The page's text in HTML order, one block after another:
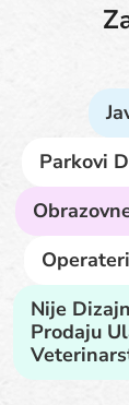
Parkovi
Nije
Prodaju